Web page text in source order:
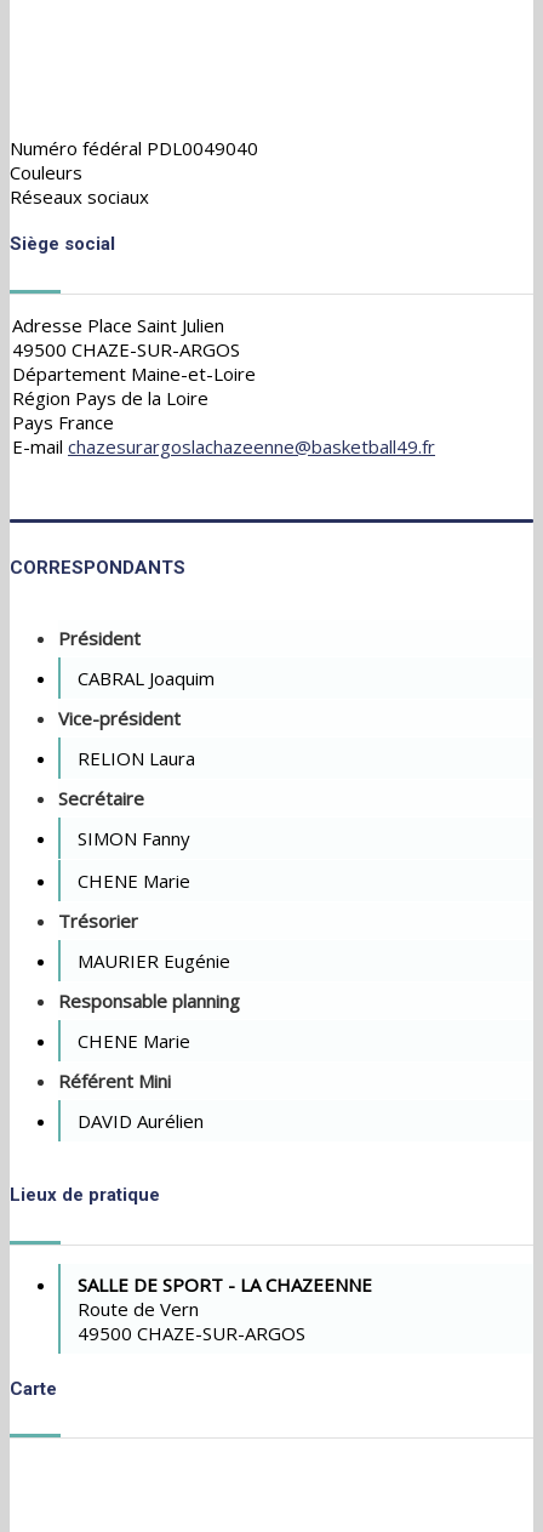
Numéro fédéral PDL0049040
Couleurs
Réseaux sociaux
Siège social
Adresse Place Saint Julien
49500 CHAZE-SUR-ARGOS
Département Maine-et-Loire
Région Pays de la Loire
Pays France
E-mail chazesurargoslachazeenne@basketball49.fr
CORRESPONDANTS
Président
CABRAL Joaquim
Vice-président
RELION Laura
Secrétaire
SIMON Fanny
CHENE Marie
Trésorier
MAURIER Eugénie
Responsable planning
CHENE Marie
Référent Mini
DAVID Aurélien
Lieux de pratique
SALLE DE SPORT - LA CHAZEENNE
Route de Vern
49500 CHAZE-SUR-ARGOS
Carte